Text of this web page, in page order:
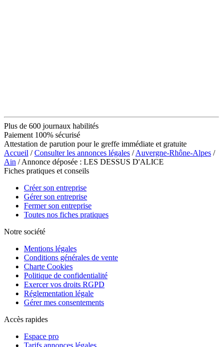
Plus de 600 journaux habilités
Paiement 100% sécurisé
Attestation de parution pour le greffe immédiate et gratuite
Accueil /Consulter les annonces légales /Auvergne-Rhône-Alpes /
Ain / Annonce déposée : LES DESSUS D'ALICE
Fiches pratiques et conseils
Créer son entreprise
Gérer son entreprise
Fermer son entreprise
Toutes nos fiches pratiques
Notre société
Mentions légales
Conditions générales de vente
Charte Cookies
Politique de confidentialité
Exercer vos droits RGPD
Réglementation légale
Gérer mes consentements
Accès rapides
Espace pro
Tarifs annonces légales